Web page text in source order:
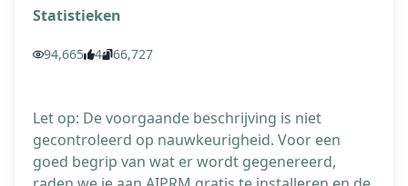
Statistieken
94,665 4 66,727
Let op: De voorgaande beschrijving is niet
gecontroleerd op nauwkeurigheid. Voor een
goed begrip van wat er wordt gegenereerd,